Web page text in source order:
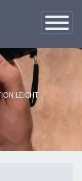
Toggle
LEICHT